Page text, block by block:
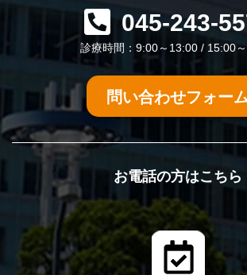
045-243-
診療時間：9:00～13:00 / 15:00
問い合わせフォー
お電話の方はこちら